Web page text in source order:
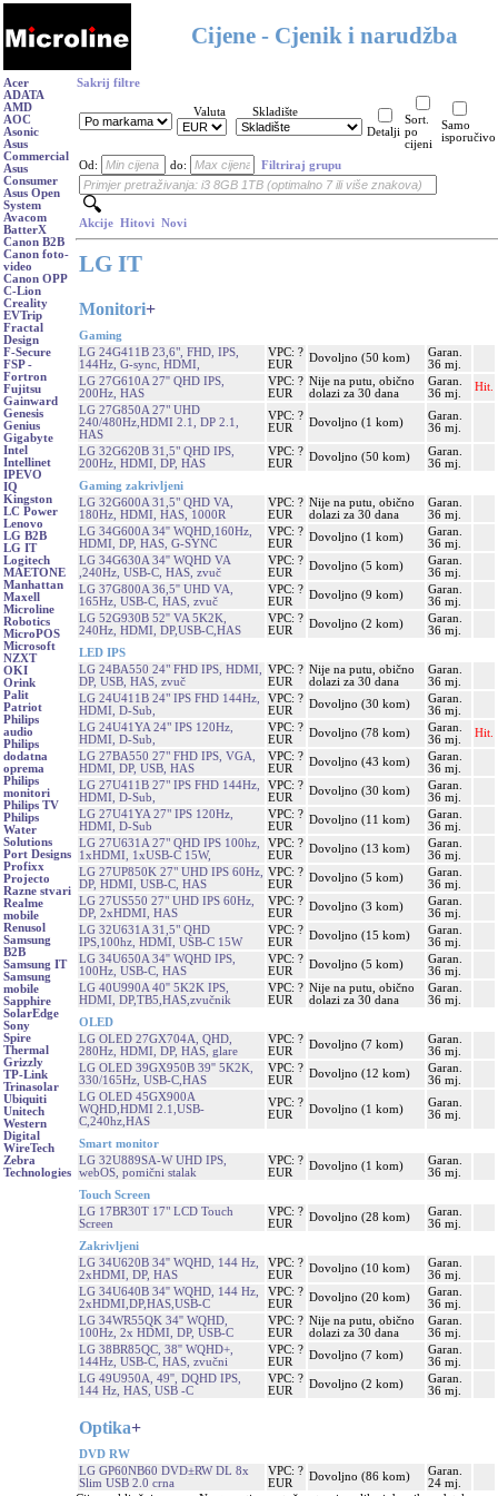
Cijene - Cjenik i narudžba
Acer
ADATA
AMD
AOC
Asonic
Asus
Commercial
Asus
Consumer
Asus Open
System
Avacom
BatterX
Canon B2B
Canon foto-
video
Canon OPP
C-Lion
Creality
EVTrip
Fractal
Design
F-Secure
FSP -
Fortron
Fujitsu
Gainward
Genesis
Genius
Gigabyte
Intel
Intellinet
IPEVO
IQ
Kingston
LC Power
Lenovo
LG B2B
LG IT
Logitech
MAETONE
Manhattan
Maxell
Microline
Robotics
MicroPOS
Microsoft
NZXT
OKI
Orink
Palit
Patriot
Philips
audio
Philips
dodatna
oprema
Philips
monitori
Philips TV
Philips
Water
Solutions
Port Designs
Profixx
Projecto
Razne stvari
Realme
mobile
Renusol
Samsung
B2B
Samsung IT
Samsung
mobile
Sapphire
SolarEdge
Sony
Spire
Thermal
Grizzly
TP-Link
Trinasolar
Ubiquiti
Unitech
Western
Digital
WireTech
Zebra
Technologies
Sakrij filtre
Valuta
Skladište
Detalji
Sort.
po
cijeni
Samo
isporučivo
Od: do: Filtriraj grupu
Akcije Hitovi Novi
LG IT
Monitori+
Gaming
LG 24G411B 23,6", FHD, IPS,
144Hz, G-sync, HDMI,
VPC: ?
EUR
Dovoljno (50 kom)
Garan.
36 mj.
LG 27G610A 27'' QHD IPS,
200Hz, HAS
VPC: ?
EUR
Nije na putu, obično
dolazi za 30 dana
Garan.
36 mj.
Hit.
LG 27G850A 27" UHD
240/480Hz,HDMI 2.1, DP 2.1,
HAS
VPC: ?
EUR
Dovoljno (1 kom)
Garan.
36 mj.
LG 32G620B 31,5" QHD IPS,
200Hz, HDMI, DP, HAS
VPC: ?
EUR
Dovoljno (50 kom)
Garan.
36 mj.
Gaming zakrivljeni
LG 32G600A 31,5" QHD VA,
180Hz, HDMI, HAS, 1000R
VPC: ?
EUR
Nije na putu, obično
dolazi za 30 dana
Garan.
36 mj.
LG 34G600A 34'' WQHD,160Hz,
HDMI, DP, HAS, G-SYNC
VPC: ?
EUR
Dovoljno (1 kom)
Garan.
36 mj.
LG 34G630A 34'' WQHD VA
,240Hz, USB-C, HAS, zvuč
VPC: ?
EUR
Dovoljno (5 kom)
Garan.
36 mj.
LG 37G800A 36,5'' UHD VA,
165Hz, USB-C, HAS, zvuč
VPC: ?
EUR
Dovoljno (9 kom)
Garan.
36 mj.
LG 52G930B 52'' VA 5K2K,
240Hz, HDMI, DP,USB-C,HAS
VPC: ?
EUR
Dovoljno (2 kom)
Garan.
36 mj.
LED IPS
LG 24BA550 24" FHD IPS, HDMI,
DP, USB, HAS, zvuč
VPC: ?
EUR
Nije na putu, obično
dolazi za 30 dana
Garan.
36 mj.
LG 24U411B 24" IPS FHD 144Hz,
HDMI, D-Sub,
VPC: ?
EUR
Dovoljno (30 kom)
Garan.
36 mj.
LG 24U41YA 24" IPS 120Hz,
HDMI, D-Sub,
VPC: ?
EUR
Dovoljno (78 kom)
Garan.
36 mj.
Hit.
LG 27BA550 27" FHD IPS, VGA,
HDMI, DP, USB, HAS
VPC: ?
EUR
Dovoljno (43 kom)
Garan.
36 mj.
LG 27U411B 27" IPS FHD 144Hz,
HDMI, D-Sub,
VPC: ?
EUR
Dovoljno (30 kom)
Garan.
36 mj.
LG 27U41YA 27" IPS 120Hz,
HDMI, D-Sub
VPC: ?
EUR
Dovoljno (11 kom)
Garan.
36 mj.
LG 27U631A 27" QHD IPS 100hz,
1xHDMI, 1xUSB-C 15W,
VPC: ?
EUR
Dovoljno (13 kom)
Garan.
36 mj.
LG 27UP850K 27" UHD IPS 60Hz,
DP, HDMI, USB-C, HAS
VPC: ?
EUR
Dovoljno (5 kom)
Garan.
36 mj.
LG 27US550 27" UHD IPS 60Hz,
DP, 2xHDMI, HAS
VPC: ?
EUR
Dovoljno (3 kom)
Garan.
36 mj.
LG 32U631A 31,5" QHD
IPS,100hz, HDMI, USB-C 15W
VPC: ?
EUR
Dovoljno (15 kom)
Garan.
36 mj.
LG 34U650A 34'' WQHD IPS,
100Hz, USB-C, HAS
VPC: ?
EUR
Dovoljno (5 kom)
Garan.
36 mj.
LG 40U990A 40'' 5K2K IPS,
HDMI, DP,TB5,HAS,zvučnik
VPC: ?
EUR
Nije na putu, obično
dolazi za 30 dana
Garan.
36 mj.
OLED
LG OLED 27GX704A, QHD,
280Hz, HDMI, DP, HAS, glare
VPC: ?
EUR
Dovoljno (7 kom)
Garan.
36 mj.
LG OLED 39GX950B 39'' 5K2K,
330/165Hz, USB-C,HAS
VPC: ?
EUR
Dovoljno (12 kom)
Garan.
36 mj.
LG OLED 45GX900A
WQHD,HDMI 2.1,USB-
C,240hz,HAS
VPC: ?
EUR
Dovoljno (1 kom)
Garan.
36 mj.
Smart monitor
LG 32U889SA-W UHD IPS,
webOS, pomični stalak
VPC: ?
EUR
Dovoljno (1 kom)
Garan.
36 mj.
Touch Screen
LG 17BR30T 17" LCD Touch
Screen
VPC: ?
EUR
Dovoljno (28 kom)
Garan.
36 mj.
Zakrivljeni
LG 34U620B 34'' WQHD, 144 Hz,
2xHDMI, DP, HAS
VPC: ?
EUR
Dovoljno (10 kom)
Garan.
36 mj.
LG 34U640B 34'' WQHD, 144 Hz,
2xHDMI,DP,HAS,USB-C
VPC: ?
EUR
Dovoljno (20 kom)
Garan.
36 mj.
LG 34WR55QK 34'' WQHD,
100Hz, 2x HDMI, DP, USB-C
VPC: ?
EUR
Nije na putu, obično
dolazi za 30 dana
Garan.
36 mj.
LG 38BR85QC, 38'' WQHD+,
144Hz, USB-C, HAS, zvučni
VPC: ?
EUR
Dovoljno (7 kom)
Garan.
36 mj.
LG 49U950A, 49'', DQHD IPS,
144 Hz, HAS, USB -C
VPC: ?
EUR
Dovoljno (2 kom)
Garan.
36 mj.
Optika+
DVD RW
LG GP60NB60 DVD±RW DL 8x
Slim USB 2.0 crna
VPC: ?
EUR
Dovoljno (86 kom)
Garan.
24 mj.